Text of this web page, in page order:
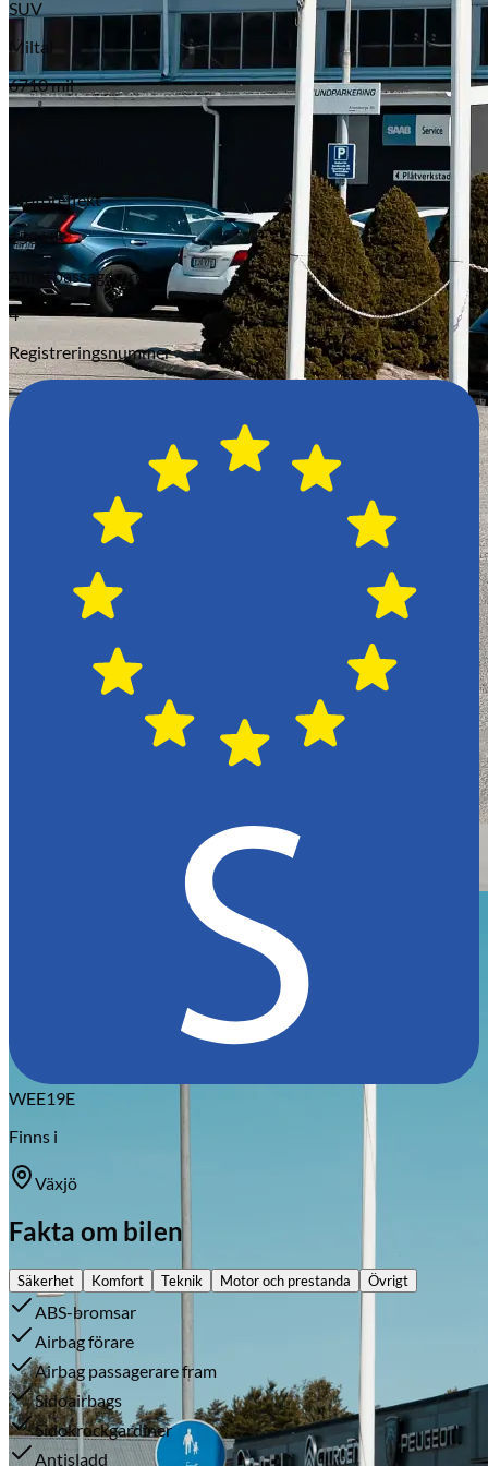
SUV
Miltal
6710 mil
Motoreffekt
150 HK
Antal passagerare
4
Registreringsnummer
WEE19E
Finns i
Växjö
Fakta om bilen
Säkerhet Komfort Teknik Motor och prestanda Övrigt
ABS-bromsar
Airbag förare
Airbag passagerare fram
Sidoairbags
Sidokrockgardiner
Antisladd